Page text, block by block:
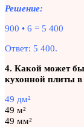
Решение:
900 • 6 = 5 400
Ответ: 5 400.
4. Какой может
кухонной плиты в
49 дм²
49 м²
49 мм²